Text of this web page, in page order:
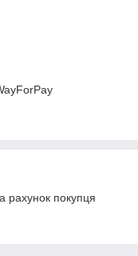
рахунок покупця